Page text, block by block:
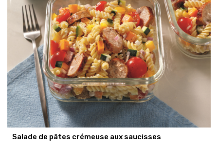
Salade de pâtes crémeuse aux saucisses